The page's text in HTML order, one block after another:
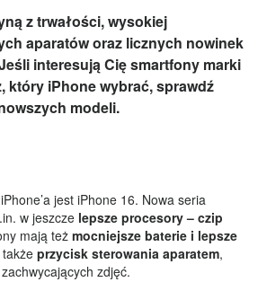
z trwałości, wysokiej
aparatów oraz licznych nowinek
interesują Cię smartfony marki
który iPhone wybrać, sprawdź
modeli.
jest iPhone 16. Nowa seria
w jeszcze lepsze procesory – czip
mają teżmocniejsze baterie i lepsze
przycisk sterowania aparatem,
zdjęć.